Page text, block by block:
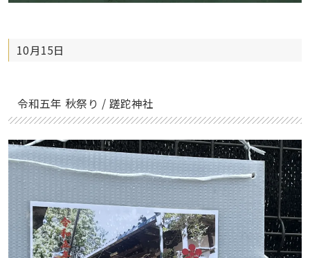
10月15日
令和五年 秋祭り / 蹉跎神社